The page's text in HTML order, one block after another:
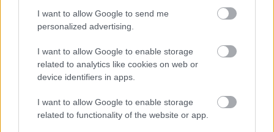
I want to allow Google to send me
personalized advertising.
I want to allow Google to enable storage
related to analytics like cookies on web or
device identifiers in apps.
I want to allow Google to enable storage
related to functionality of the website or app.
ki je pri 45+ videti
mlajša od vrstnic:
Prva in zadnja sta
najpomembnejši za
vzdrževanje
5 barv, ki najbolje
pristajajo
blondinkam: Odkrijte
odtenke za svetlolase
dame s stilom